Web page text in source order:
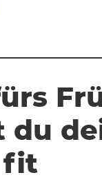
du
fit